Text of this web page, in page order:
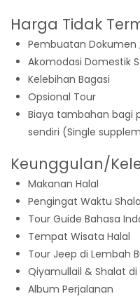
Harga Tidak
Pembuatan Dokumen
Akomodasi Domestik
Kelebihan Bagasi
Opsional Tour
Biaya tambahan bagi
sendiri (Single
Keunggulan/
Makanan Halal
Pengingat Waktu
Tour Guide Bahasa
Tempat Wisata Halal
Tour Jeep di Lembah
Qiyamullail & Shalat di
Album Perjalanan